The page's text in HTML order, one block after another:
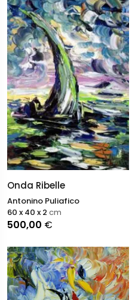
Onda Ribelle
Antonino Puliafico
500,00 €
60 x 40 x 2 cm